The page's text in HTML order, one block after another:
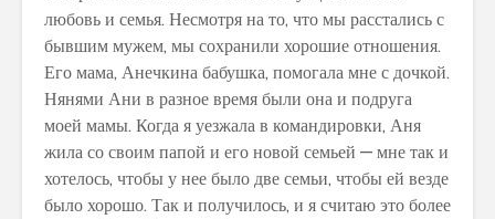
любовь и семья. Несмотря на то, что мы расстались с
бывшим мужем, мы сохранили хорошие отношения.
Его мама, Анечкина бабушка, помогала мне с дочкой.
Нянями Ани в разное время были она и подруга
моей мамы. Когда я уезжала в командировки, Аня
жила со своим папой и его новой семьей — мне так и
хотелось, чтобы у нее было две семьи, чтобы ей везде
было хорошо. Так и получилось, и я считаю это более